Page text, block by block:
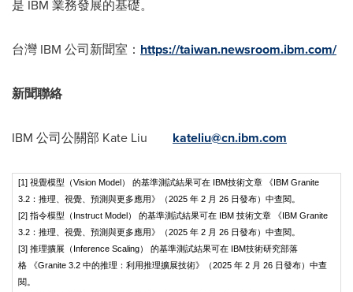
是 IBM 業務發展的基礎。
台灣 IBM 公司新聞室： https://taiwan.newsroom.ibm.com/
新聞聯絡
IBM 公司公關部 Kate Liu kateliu@cn.ibm.com
[1] 視覺模型（Vision Model） 的基準測試結果可在 IBM技術文章 《IBM Granite
3.2：推理、視覺、預測與更多應用》（2025 年 2 月 26 日發布）中查閱。
[2] 指令模型（Instruct Model） 的基準測試結果可在 IBM 技術文章 《IBM Granite
3.2：推理、視覺、預測與更多應用》（2025 年 2 月 26 日發布）中查閱。
[3] 推理擴展（Inference Scaling） 的基準測試結果可在 IBM技術研究部落
格 《Granite 3.2 中的推理：利用推理擴展技術》（2025 年 2 月 26 日發布）中查
閱。